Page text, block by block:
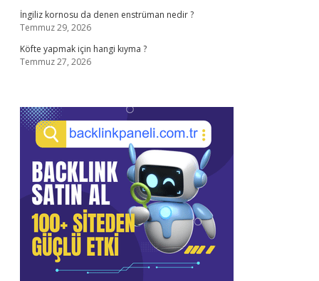
İngiliz kornosu da denen enstrüman nedir ?
Temmuz 29, 2026
Köfte yapmak için hangi kıyma ?
Temmuz 27, 2026